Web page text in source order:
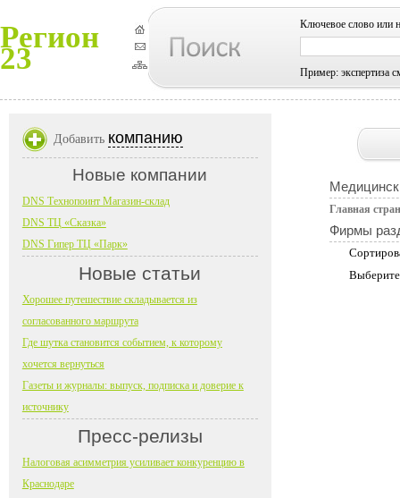
Регион
23
Ключевое слово или
Пример: экспертиза
Главная
Фирмы
Добавить компанию
Новые компании
DNS Технопоинт Магазин-склад
DNS ТЦ «Сказка»
DNS Гипер ТЦ «Парк»
Новые статьи
Хорошее путешествие складывается из
согласованного маршрута
Где шутка становится событием, к которому
хочется вернуться
Газеты и журналы: выпуск, подписка и доверие к
источнику
Пресс-релизы
Налоговая асимметрия усиливает конкуренцию в
Краснодаре